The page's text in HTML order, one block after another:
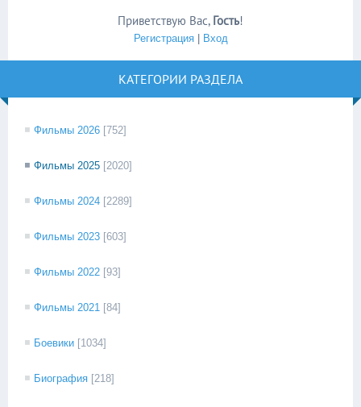
Приветствую Вас, Гость!
Регистрация| Вход
КАТЕГОРИИ РАЗДЕЛА
Фильмы 2026 [752]
Фильмы 2025 [2020]
Фильмы 2024 [2289]
Фильмы 2023 [603]
Фильмы 2022 [93]
Фильмы 2021 [84]
Боевики [1034]
Биография [218]